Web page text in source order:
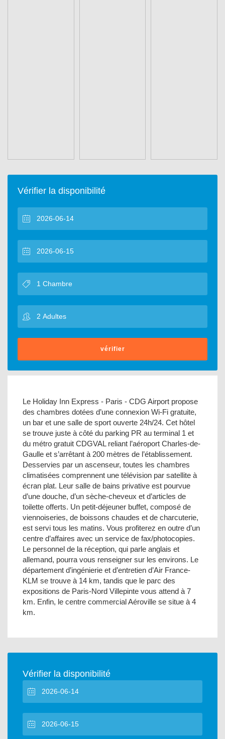
Vérifier la disponibilité
vérifier
Le Holiday Inn Express - Paris - CDG Airport propose
des chambres dotées d’une connexion Wi-Fi gratuite,
un bar et une salle de sport ouverte 24h/24. Cet hôtel
se trouve juste à côté du parking PR au terminal 1 et
du métro gratuit CDGVAL reliant l’aéroport Charles-de-
Gaulle et s’arrêtant à 200 mètres de l’établissement.
Desservies par un ascenseur, toutes les chambres
climatisées comprennent une télévision par satellite à
écran plat. Leur salle de bains privative est pourvue
d’une douche, d’un sèche-cheveux et d’articles de
toilette offerts. Un petit-déjeuner buffet, composé de
viennoiseries, de boissons chaudes et de charcuterie,
est servi tous les matins. Vous profiterez en outre d’un
centre d’affaires avec un service de fax/photocopies.
Le personnel de la réception, qui parle anglais et
allemand, pourra vous renseigner sur les environs. Le
département d’ingénierie et d’entretien d’Air France-
KLM se trouve à 14 km, tandis que le parc des
expositions de Paris-Nord Villepinte vous attend à 7
km. Enfin, le centre commercial Aéroville se situe à 4
km.
Vérifier la disponibilité